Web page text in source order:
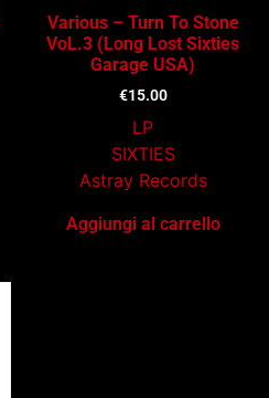
Various – Turn To Stone
VoL.3 (Long Lost Sixties
Garage USA)
€15.00
LP
SIXTIES
Astray Records
Aggiungi al carrello